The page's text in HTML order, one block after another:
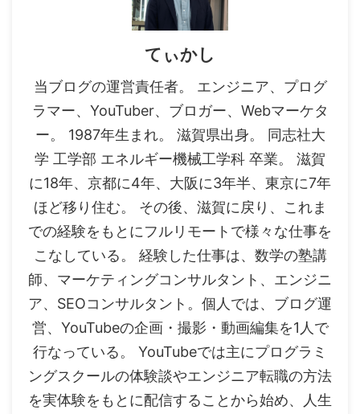
てぃかし
当ブログの運営責任者。 エンジニア、プログ
ラマー、YouTuber、ブロガー、Webマーケタ
ー。 1987年生まれ。 滋賀県出身。 同志社大
学 工学部 エネルギー機械工学科 卒業。 滋賀
に18年、京都に4年、大阪に3年半、東京に7年
ほど移り住む。 その後、滋賀に戻り、これま
での経験をもとにフルリモートで様々な仕事を
こなしている。 経験した仕事は、数学の塾講
師、マーケティングコンサルタント、エンジニ
ア、SEOコンサルタント。個人では、ブログ運
営、YouTubeの企画・撮影・動画編集を1人で
行なっている。 YouTubeでは主にプログラミ
ングスクールの体験談やエンジニア転職の方法
を実体験をもとに配信することから始め、人生